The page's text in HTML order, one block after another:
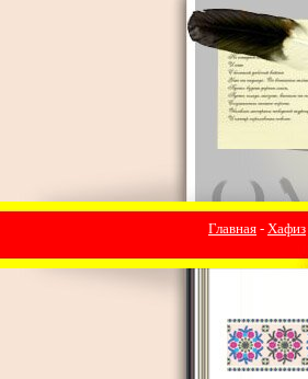
Главная - Хафиз